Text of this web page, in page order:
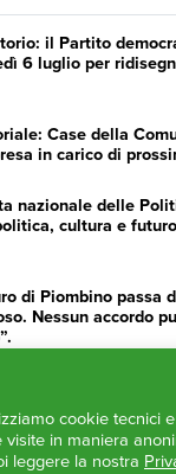
il Partito
6 luglio per
Case della
in carico di
nazionale delle
cultura e
di Piombino passa
Nessun accordo
delle istituzioni”
cookie tecnici
in maniera
leggere la nostra